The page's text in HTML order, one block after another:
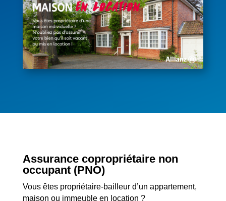
Assurance copropriétaire non
occupant (PNO)
Vous êtes propriétaire-bailleur d’un appartement,
maison ou immeuble en location ?